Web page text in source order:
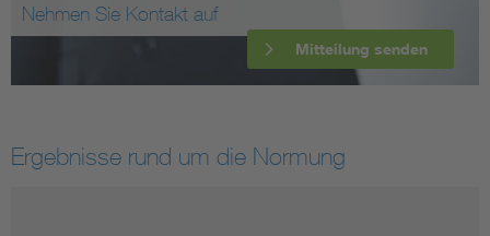
Nehmen Sie Kontakt auf
Mitteilung senden
Ergebnisse rund um die Normung